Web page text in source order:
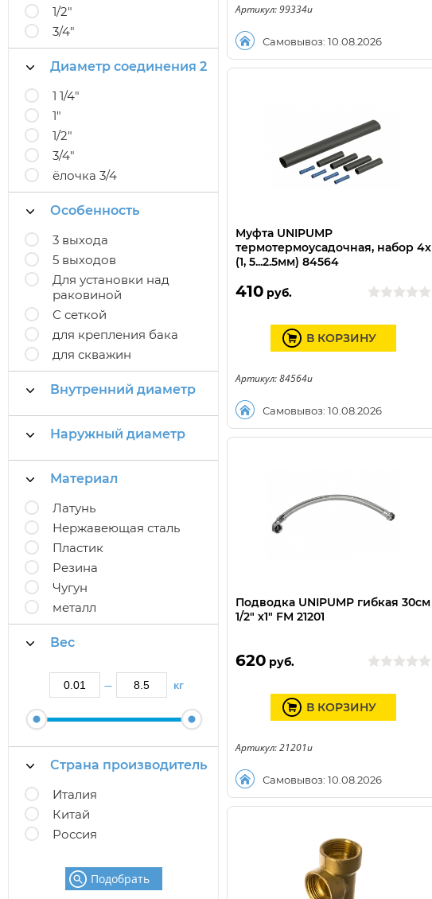
1/2"
3/4"
Диаметр соединения 2
1 1/4"
1"
1/2"
3/4"
ёлочка 3/4
Особенность
3 выхода
5 выходов
Для установки над
раковиной
С сеткой
для крепления бака
для скважин
Внутренний диаметр
Наружный диаметр
Материал
Латунь
Нержавеющая сталь
Пластик
Резина
Чугун
металл
Вес
— кг
Страна производитель
Италия
Китай
Россия
Подобрать
Самовывоз: 10.08.2026
Артикул: 99334u
Муфта UNIPUMP
термотермоусадочная, набор 4х
(1, 5...2.5мм) 84564
410 руб.
Самовывоз: 10.08.2026
В КОРЗИНУ
Артикул: 84564u
Подводка UNIPUMP гибкая 30см
1/2" х1" FM 21201
620 руб.
Самовывоз: 10.08.2026
В КОРЗИНУ
Артикул: 21201u